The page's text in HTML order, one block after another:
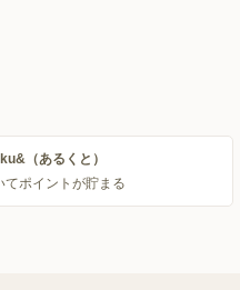
（あるくと）
てポイントが貯まる